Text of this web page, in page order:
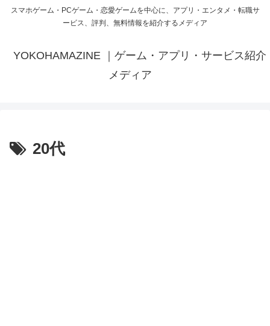
スマホゲーム・PCゲーム・恋愛ゲームを中心に、アプリ・エンタメ・転職サ
ービス、評判、無料情報を紹介するメディア
YOKOHAMAZINE ｜ゲーム・アプリ・サービス紹介
メディア
20代